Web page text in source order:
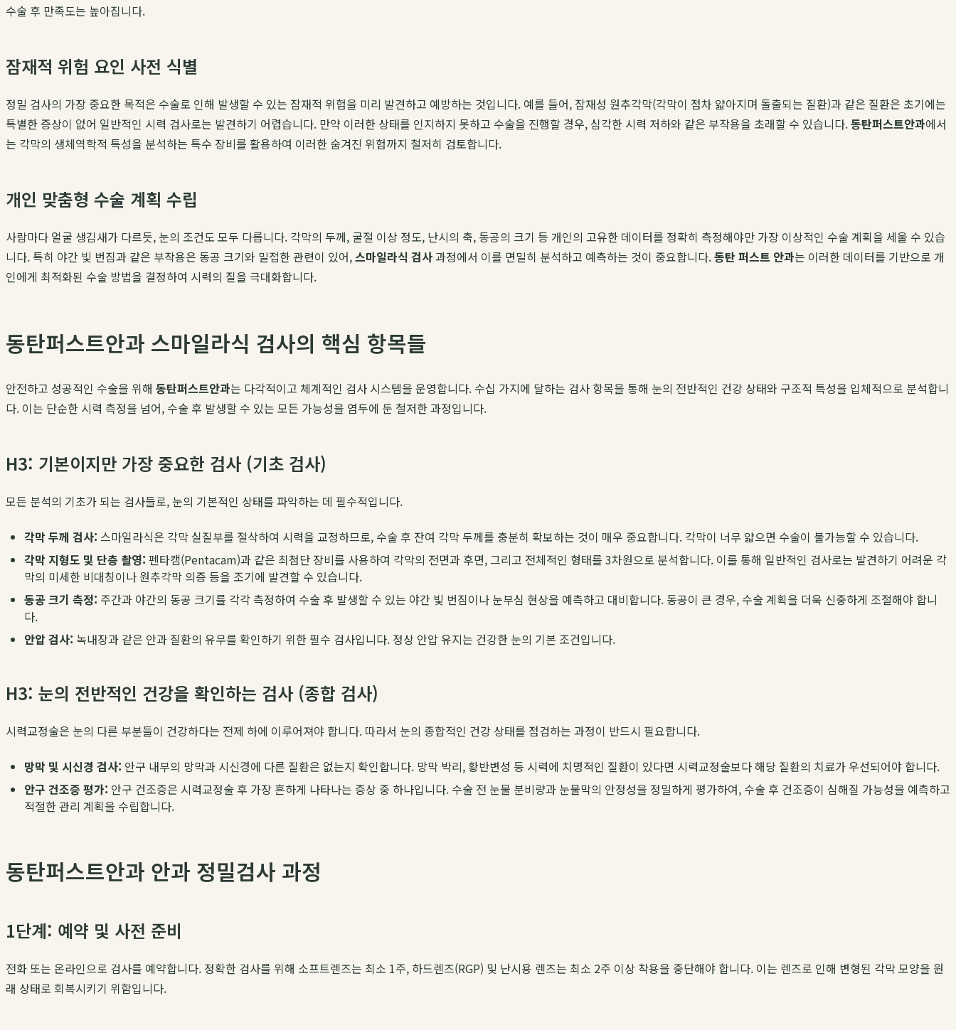
수술 후 만족도는 높아집니다.
잠재적 위험 요인 사전 식별
정밀 검사의 가장 중요한 목적은 수술로 인해 발생할 수 있는 잠재적 위험을 미리 발견하고 예방하는 것입니다. 예를 들어, 잠재성 원추각막(각막이 점차 얇아지며 돌출되는 질환)과 같은 질환은 초기에는
특별한 증상이 없어 일반적인 시력 검사로는 발견하기 어렵습니다. 만약 이러한 상태를 인지하지 못하고 수술을 진행할 경우, 심각한 시력 저하와 같은 부작용을 초래할 수 있습니다.동탄퍼스트안과에서
는 각막의 생체역학적 특성을 분석하는 특수 장비를 활용하여 이러한 숨겨진 위험까지 철저히 검토합니다.
개인 맞춤형 수술 계획 수립
사람마다 얼굴 생김새가 다르듯, 눈의 조건도 모두 다릅니다. 각막의 두께, 굴절 이상 정도, 난시의 축, 동공의 크기 등 개인의 고유한 데이터를 정확히 측정해야만 가장 이상적인 수술 계획을 세울 수 있습
니다. 특히 야간 빛 번짐과 같은 부작용은 동공 크기와 밀접한 관련이 있어,스마일라식 검사과정에서 이를 면밀히 분석하고 예측하는 것이 중요합니다.동탄 퍼스트 안과는 이러한 데이터를 기반으로 개
인에게 최적화된 수술 방법을 결정하여 시력의 질을 극대화합니다.
동탄퍼스트안과 스마일라식 검사의 핵심 항목들
안전하고 성공적인 수술을 위해 동탄퍼스트안과는 다각적이고 체계적인 검사 시스템을 운영합니다. 수십 가지에 달하는 검사 항목을 통해 눈의 전반적인 건강 상태와 구조적 특성을 입체적으로 분석합니
다. 이는 단순한 시력 측정을 넘어, 수술 후 발생할 수 있는 모든 가능성을 염두에 둔 철저한 과정입니다.
H3: 기본이지만 가장 중요한 검사 (기초 검사)
모든 분석의 기초가 되는 검사들로, 눈의 기본적인 상태를 파악하는 데 필수적입니다.
각막 두께 검사: 스마일라식은 각막 실질부를 절삭하여 시력을 교정하므로, 수술 후 잔여 각막 두께를 충분히 확보하는 것이 매우 중요합니다. 각막이 너무 얇으면 수술이 불가능할 수 있습니다.
각막 지형도 및 단층 촬영: 펜타캠(Pentacam)과 같은 최첨단 장비를 사용하여 각막의 전면과 후면, 그리고 전체적인 형태를 3차원으로 분석합니다. 이를 통해 일반적인 검사로는 발견하기 어려운 각
막의 미세한 비대칭이나 원추각막 의증 등을 조기에 발견할 수 있습니다.
동공 크기 측정: 주간과 야간의 동공 크기를 각각 측정하여 수술 후 발생할 수 있는 야간 빛 번짐이나 눈부심 현상을 예측하고 대비합니다. 동공이 큰 경우, 수술 계획을 더욱 신중하게 조절해야 합니
다.
안압 검사: 녹내장과 같은 안과 질환의 유무를 확인하기 위한 필수 검사입니다. 정상 안압 유지는 건강한 눈의 기본 조건입니다.
H3: 눈의 전반적인 건강을 확인하는 검사 (종합 검사)
시력교정술은 눈의 다른 부분들이 건강하다는 전제 하에 이루어져야 합니다. 따라서 눈의 종합적인 건강 상태를 점검하는 과정이 반드시 필요합니다.
망막 및 시신경 검사: 안구 내부의 망막과 시신경에 다른 질환은 없는지 확인합니다. 망막 박리, 황반변성 등 시력에 치명적인 질환이 있다면 시력교정술보다 해당 질환의 치료가 우선되어야 합니다.
안구 건조증 평가: 안구 건조증은 시력교정술 후 가장 흔하게 나타나는 증상 중 하나입니다. 수술 전 눈물 분비량과 눈물막의 안정성을 정밀하게 평가하여, 수술 후 건조증이 심해질 가능성을 예측하고
적절한 관리 계획을 수립합니다.
동탄퍼스트안과 안과 정밀검사 과정
1단계: 예약 및 사전 준비
전화 또는 온라인으로 검사를 예약합니다. 정확한 검사를 위해 소프트렌즈는 최소 1주, 하드렌즈(RGP) 및 난시용 렌즈는 최소 2주 이상 착용을 중단해야 합니다. 이는 렌즈로 인해 변형된 각막 모양을 원
래 상태로 회복시키기 위함입니다.